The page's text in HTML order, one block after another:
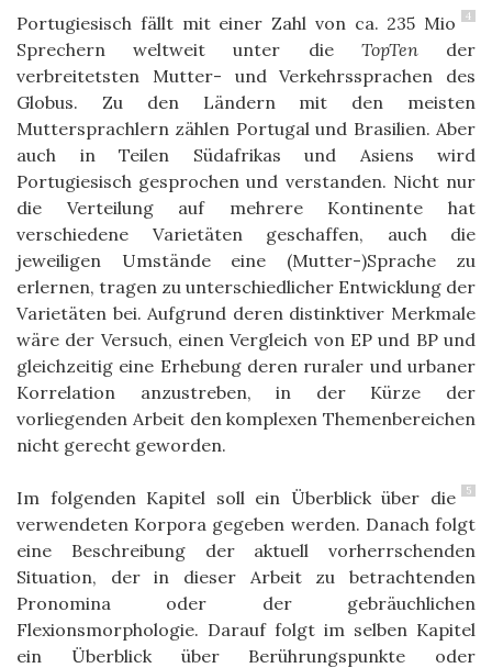
4
Portugiesisch fällt mit einer Zahl von ca. 235 Mio
Sprechern weltweit unter die TopTender
verbreitetsten Mutter- und Verkehrssprachen des
Globus. Zu den Ländern mit den meisten
Muttersprachlern zählen Portugal und Brasilien. Aber
auch in Teilen Südafrikas und Asiens wird
Portugiesisch gesprochen und verstanden. Nicht nur
die Verteilung auf mehrere Kontinente hat
verschiedene Varietäten geschaffen, auch die
jeweiligen Umstände eine (Mutter-)Sprache zu
erlernen, tragen zu unterschiedlicher Entwicklung der
Varietäten bei. Aufgrund deren distinktiver Merkmale
wäre der Versuch, einen Vergleich von EP und BP und
gleichzeitig eine Erhebung deren ruraler und urbaner
Korrelation anzustreben, in der Kürze der
vorliegenden Arbeit den komplexen Themenbereichen
nicht gerecht geworden.
5
Im folgenden Kapitel soll ein Überblick über die
verwendeten Korpora gegeben werden. Danach folgt
eine Beschreibung der aktuell vorherrschenden
Situation, der in dieser Arbeit zu betrachtenden
Pronomina oder der gebräuchlichen
Flexionsmorphologie. Darauf folgt im selben Kapitel
ein Überblick über Berührungspunkte oder